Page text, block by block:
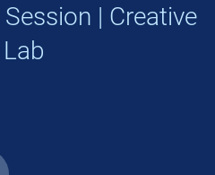
| Creative